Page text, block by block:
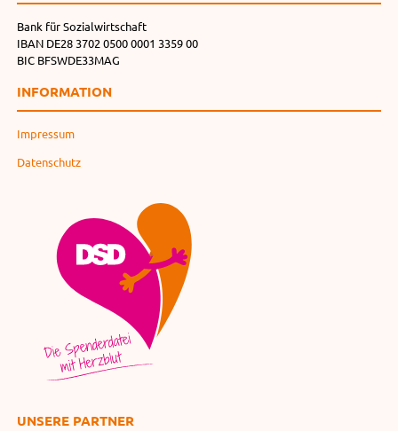
Bank für Sozialwirtschaft
IBAN DE28 3702 0500 0001 3359 00
BIC BFSWDE33MAG
INFORMATION
Impressum
Datenschutz
UNSERE PARTNER